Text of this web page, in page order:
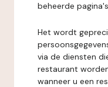
beheerde
Het wordt
via de diensten
restaurant
wanneer u een